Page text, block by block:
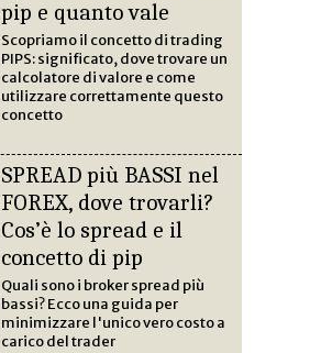
pip e quanto vale
Scopriamo il concetto di trading
PIPS: significato, dove trovare un
calcolatore di valore e come
utilizzare correttamente questo
concetto
SPREAD più BASSI nel
FOREX, dove trovarli?
Cos’è lo spread e il
concetto di pip
Quali sono i broker spread più
bassi? Ecco una guida per
minimizzare l'unico vero costo a
carico del trader